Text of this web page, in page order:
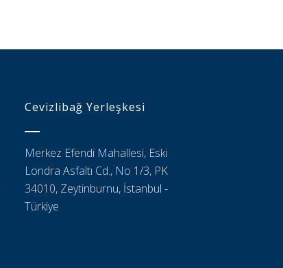
Cevizlibağ Yerleşkesi
Merkez Efendi Mahallesi, Eski
Londra Asfaltı Cd., No 1/3, PK
34010, Zeytinburnu, İstanbul -
Türkiye